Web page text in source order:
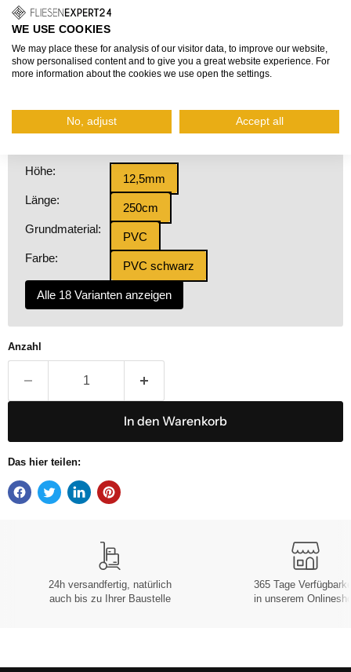
10.08.2026.
8,23 €
Grundpreis: 3,29 €/m
Fragen zum Produkt?
Höhe:
12,5mm
Länge:
250cm
Grundmaterial:
PVC
Farbe:
PVC schwarz
Alle 18 Varianten anzeigen
Anzahl
In den Warenkorb
Das hier teilen:
24h versandfertig, natürlich
auch bis zu Ihrer Baustelle
365 Tage
in unserem
WE USE COOKIES
We may place these for analysis of our visitor data, to improve our website,
show personalised content and to give you a great website experience. For
more information about the cookies we use open the settings.
No, adjust Accept all